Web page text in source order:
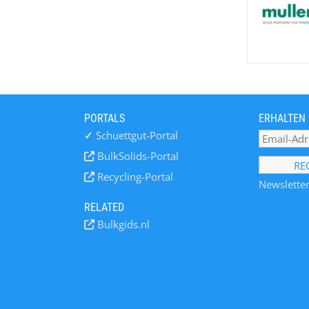
PORTALS
✓ Schuettgut-Portal
BulkSolids-Portal
Recycling-Portal
RELATED
Bulkgids.nl